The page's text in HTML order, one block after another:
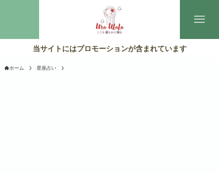
当サイトにはプロモーションが含まれています
ホーム 星座占い